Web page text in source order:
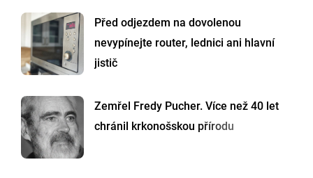
Před odjezdem na dovolenou
nevypínejte router, lednici ani hlavní
jistič
Zemřel Fredy Pucher. Více než 40 let
chránil krkonošskou přírodu